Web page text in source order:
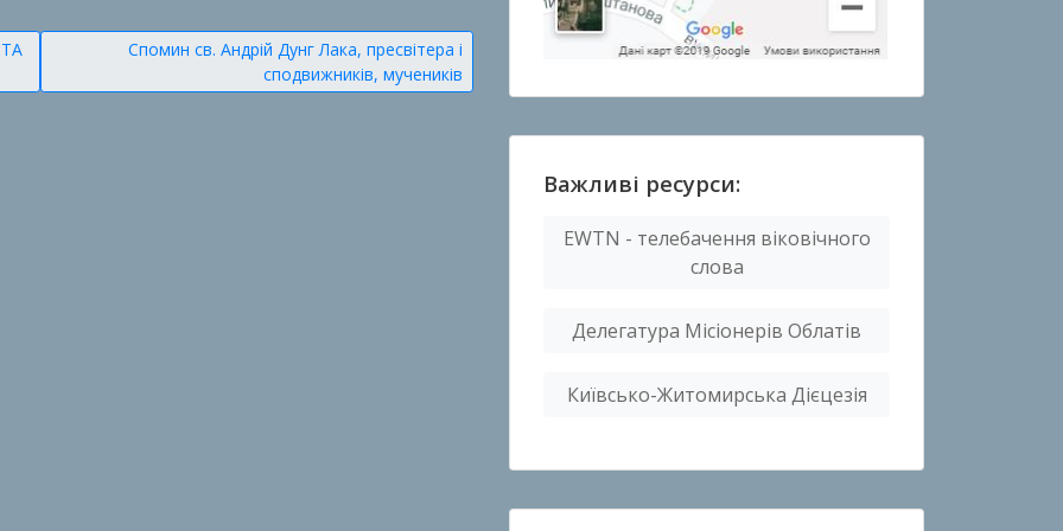
Спомин св. Андрій Дунг Лака, пресвітера і
сподвижників, мучеників
Важливі ресурси:
EWTN - телебачення віковічного
слова
Делегатура Місіонерів Облатів
Київсько-Житомирська Дієцезія